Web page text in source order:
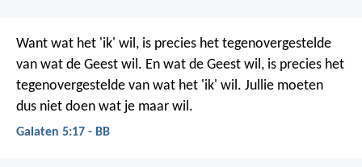
Want wat het 'ik' wil, is precies het tegenovergestelde
van wat de Geest wil. En wat de Geest wil, is precies het
tegenovergestelde van wat het 'ik' wil. Jullie moeten
dus niet doen wat je maar wil.
Galaten 5:17 - BB